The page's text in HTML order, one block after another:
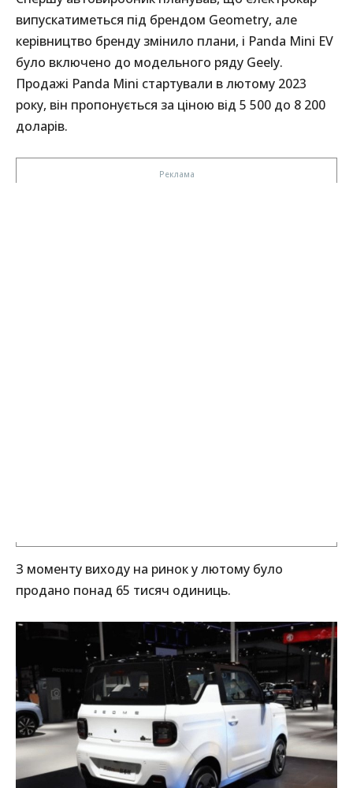
випускатиметься під брендом Geometry, але
керівництво бренду змінило плани, і Panda Mini EV
було включено до модельного ряду Geely.
Продажі Panda Mini стартували в лютому 2023
року, він пропонується за ціною від 5 500 до 8 200
доларів.
З моменту виходу на ринок у лютому було
продано понад 65 тисяч одиниць.